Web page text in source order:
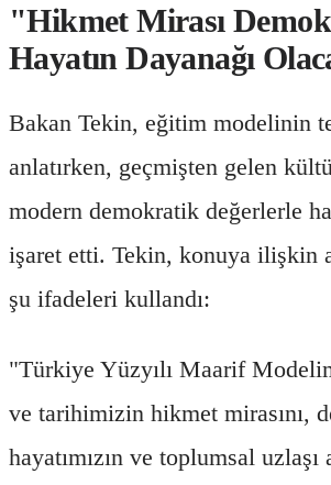
"Hikmet Mirası
Hayatın Dayanağı
Bakan Tekin, eğitim modelinin
anlatırken, geçmişten gelen
modern demokratik değerlerle
işaret etti. Tekin, konuya ilişkin
şu ifadeleri kullandı:
"Türkiye Yüzyılı Maarif
ve tarihimizin hikmet mirasını,
hayatımızın ve toplumsal uzlaşı